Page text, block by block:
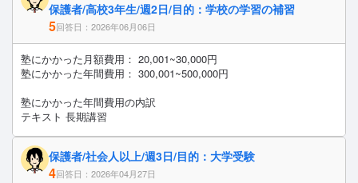
保護者/高校3年生/週2日/目的：学校の学習の補習
5回答日：2026年06月06日
塾にかかった月額費用： 20,001~30,000円
塾にかかった年間費用： 300,001~500,000円
塾にかかった年間費用の内訳
テキスト 長期講習
保護者/社会人以上/週3日/目的：大学受験
4回答日：2026年04月27日